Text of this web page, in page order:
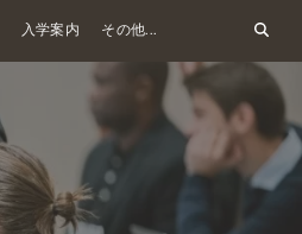
入学案内 その他...